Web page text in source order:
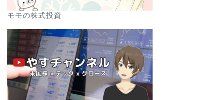
モモの株式投資